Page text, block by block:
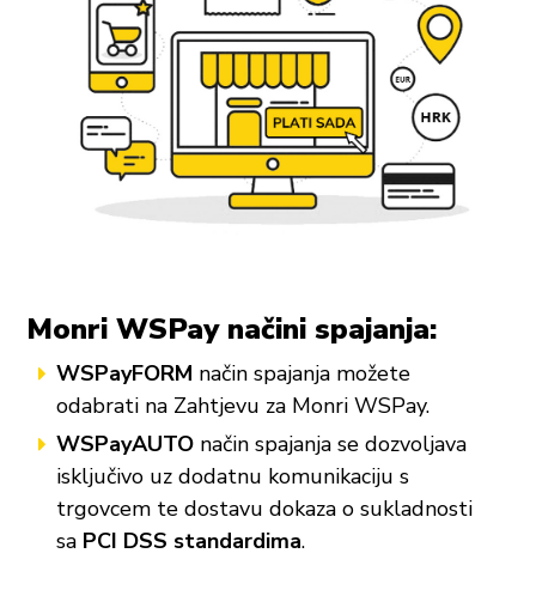
Monri WSPay načini spajanja:
WSPayFORM način spajanja možete
odabrati na Zahtjevu za Monri WSPay.
WSPayAUTO način spajanja se dozvoljava
isključivo uz dodatnu komunikaciju s
trgovcem te dostavu dokaza o sukladnosti
sa PCI DSS standardima.